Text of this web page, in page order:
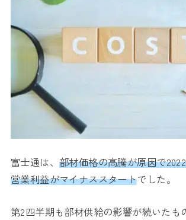
富士通は、 部材価格の高騰が原因で
営業利益がマイナススタートでした。
第2四半期も部材供給の影響が続いたも